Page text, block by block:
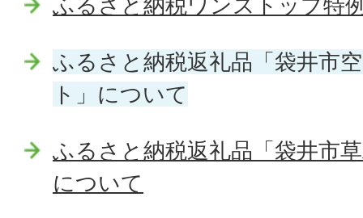
ふるさと納税返礼品「袋井市
ト」について
ふるさと納税返礼品「袋井市
について